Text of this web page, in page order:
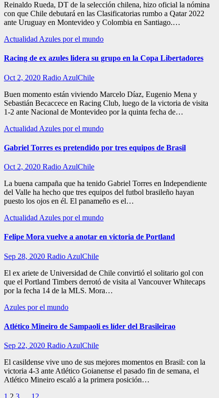
Reinaldo Rueda, DT de la selección chilena, hizo oficial la nómina
con que Chile debutará en las Clasificatorias rumbo a Qatar 2022
ante Uruguay en Montevideo y Colombia en Santiago.…
Actualidad Azules por el mundo
Racing de ex azules lidera su grupo en la Copa Libertadores
Oct 2, 2020 Radio AzulChile
Buen momento están viviendo Marcelo Díaz, Eugenio Mena y
Sebastián Becaccece en Racing Club, luego de la victoria de visita
1-2 ante Nacional de Montevideo por la quinta fecha de…
Actualidad Azules por el mundo
Gabriel Torres es pretendido por tres equipos de Brasil
Oct 2, 2020 Radio AzulChile
La buena campaña que ha tenido Gabriel Torres en Independiente
del Valle ha hecho que tres equipos del futbol brasileño hayan
puesto los ojos en él. El panameño es el…
Actualidad Azules por el mundo
Felipe Mora vuelve a anotar en victoria de Portland
Sep 28, 2020 Radio AzulChile
El ex ariete de Universidad de Chile convirtió el solitario gol con
que el Portland Timbers derrotó de visita al Vancouver Whitecaps
por la fecha 14 de la MLS. Mora…
Azules por el mundo
Atlético Mineiro de Sampaoli es líder del Brasileirao
Sep 22, 2020 Radio AzulChile
El casildense vive uno de sus mejores momentos en Brasil: con la
victoria 4-3 ante Atlético Goianense el pasado fin de semana, el
Atlético Mineiro escaló a la primera posición…